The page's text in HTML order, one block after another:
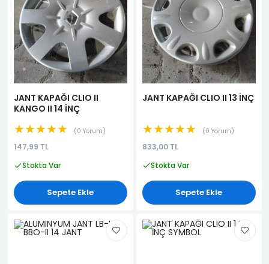
JANT KAPAĞI CLIO II
KANGO II 14 İNÇ
★★★★★ 0 Yorum
147,99 TL
Stokta Var
Sepete Ekle
JANT KAPAĞI CLIO II 13 İNÇ
★★★★★ 0 Yorum
833,00 TL
Stokta Var
Sepete Ekle